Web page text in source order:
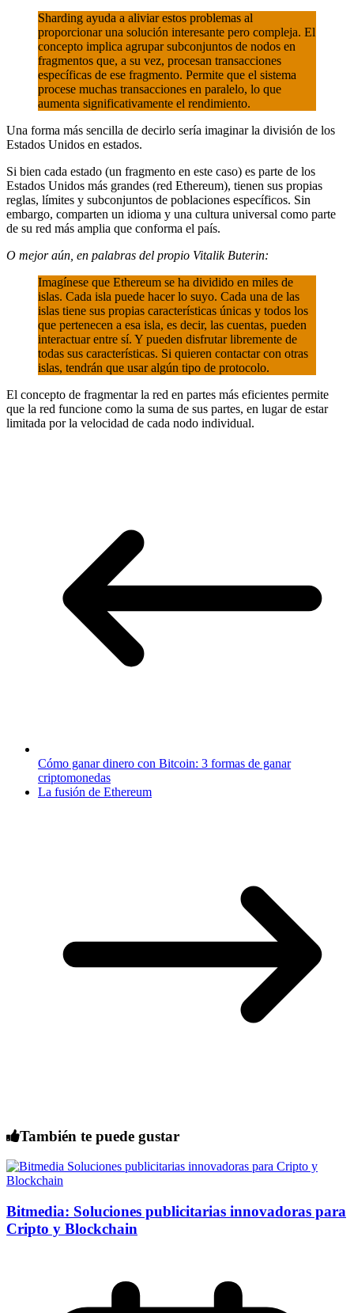
Sharding ayuda a aliviar estos problemas al
proporcionar una solución interesante pero compleja. El
concepto implica agrupar subconjuntos de nodos en
fragmentos que, a su vez, procesan transacciones
específicas de ese fragmento. Permite que el sistema
procese muchas transacciones en paralelo, lo que
aumenta significativamente el rendimiento.
Una forma más sencilla de decirlo sería imaginar la división de los
Estados Unidos en estados.
Si bien cada estado (un fragmento en este caso) es parte de los
Estados Unidos más grandes (red Ethereum), tienen sus propias
reglas, límites y subconjuntos de poblaciones específicos. Sin
embargo, comparten un idioma y una cultura universal como parte
de su red más amplia que conforma el país.
O mejor aún, en palabras del propio Vitalik Buterin:
Imagínese que Ethereum se ha dividido en miles de
islas. Cada isla puede hacer lo suyo. Cada una de las
islas tiene sus propias características únicas y todos los
que pertenecen a esa isla, es decir, las cuentas, pueden
interactuar entre sí. Y pueden disfrutar libremente de
todas sus características. Si quieren contactar con otras
islas, tendrán que usar algún tipo de protocolo.
El concepto de fragmentar la red en partes más eficientes permite
que la red funcione como la suma de sus partes, en lugar de estar
limitada por la velocidad de cada nodo individual.
Cómo ganar dinero con Bitcoin: 3 formas de ganar
criptomonedas
La fusión de Ethereum
También te puede gustar
Bitmedia: Soluciones publicitarias innovadoras para
Cripto y Blockchain